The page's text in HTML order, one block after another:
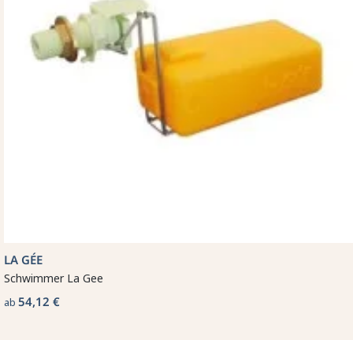
LA GÉE
Schwimmer La Gee
ab 54,12 €